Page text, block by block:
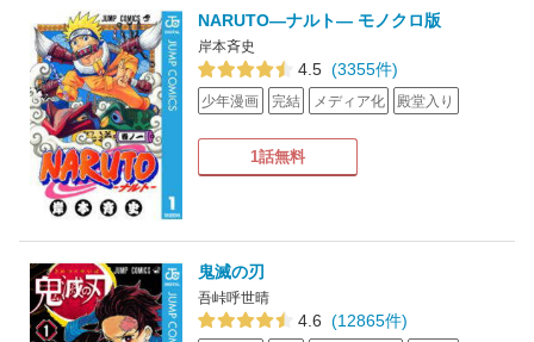
NARUTO―ナルト― モノクロ版
岸本斉史
4.5 (3355件)
少年漫画 完結 メディア化 殿堂入り
1話無料
鬼滅の刃
吾峠呼世晴
4.6 (12865件)